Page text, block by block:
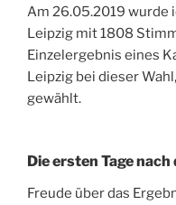
Am 26.05.2019 wurde
Leipzig mit 1808
Einzelergebnis eines
Leipzig bei dieser
gewählt.
Die ersten Tage nach
Freude über das